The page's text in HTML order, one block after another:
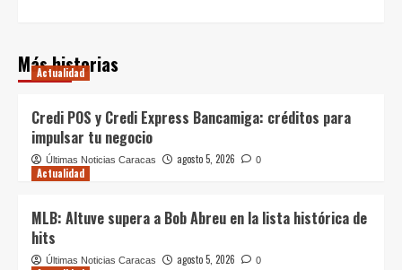
Más historias
Actualidad
Credi POS y Credi Express Bancamiga: créditos para
impulsar tu negocio
Últimas Noticias Caracas agosto 5, 2026 0
Actualidad
MLB: Altuve supera a Bob Abreu en la lista histórica de
hits
Últimas Noticias Caracas agosto 5, 2026 0